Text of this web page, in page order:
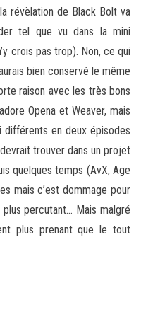
révèlation de Black Bolt va
tel que vu dans la mini
crois pas trop). Non, ce qui
bien conservé le même
raison avec les très bons
Opena et Weaver, mais
en deux épisodes
devrait trouver dans un projet
quelques temps (AvX, Age
mais c’est dommage pour
percutant… Mais malgré
plus prenant que le tout